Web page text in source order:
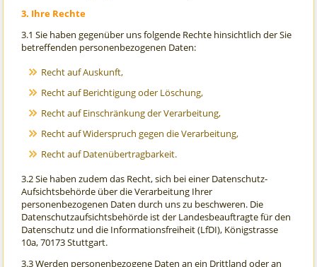
3. Ihre Rechte
3.1 Sie haben gegenüber uns folgende Rechte hinsichtlich der Sie
betreffenden personenbezogenen Daten:
Recht auf Auskunft,
Recht auf Berichtigung oder Löschung,
Recht auf Einschränkung der Verarbeitung,
Recht auf Widerspruch gegen die Verarbeitung,
Recht auf Datenübertragbarkeit.
3.2 Sie haben zudem das Recht, sich bei einer Datenschutz-
Aufsichtsbehörde über die Verarbeitung Ihrer
personenbezogenen Daten durch uns zu beschweren. Die
Datenschutzaufsichtsbehörde ist der Landesbeauftragte für den
Datenschutz und die Informationsfreiheit (LfDI), Königstrasse
10a, 70173 Stuttgart.
3.3 Werden personenbezogene Daten an ein Drittland oder an